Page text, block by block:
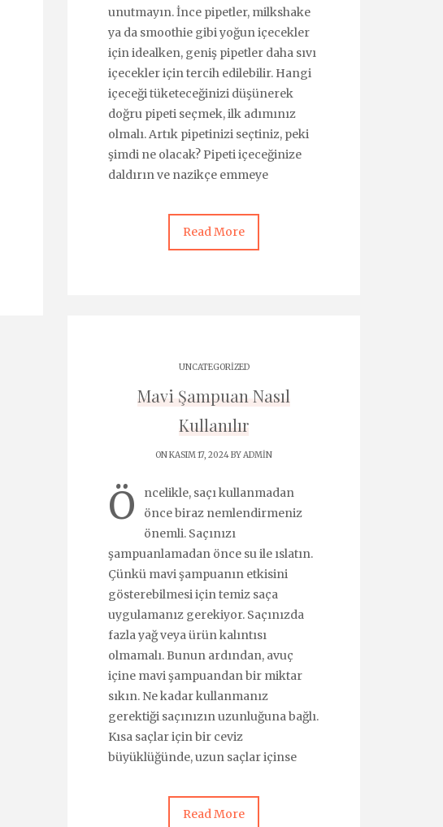
unutmayın. İnce pipetler, milkshake
ya da smoothie gibi yoğun içecekler
için idealken, geniş pipetler daha sıvı
içecekler için tercih edilebilir. Hangi
içeceği tüketeceğinizi düşünerek
doğru pipeti seçmek, ilk adımınız
olmalı. Artık pipetinizi seçtiniz, peki
şimdi ne olacak? Pipeti içeceğinize
daldırın ve nazikçe emmeye
Read More
UNCATEGORIZED
Mavi Şampuan Nasıl
Kullanılır
ON KASIM 17, 2024 BYADMIN
Ö
ncelikle, saçı kullanmadan
önce biraz nemlendirmeniz
önemli. Saçınızı
şampuanlamadan önce su ile ıslatın.
Çünkü mavi şampuanın etkisini
gösterebilmesi için temiz saça
uygulamanız gerekiyor. Saçınızda
fazla yağ veya ürün kalıntısı
olmamalı. Bunun ardından, avuç
içine mavi şampuandan bir miktar
sıkın. Ne kadar kullanmanız
gerektiği saçınızın uzunluğuna bağlı.
Kısa saçlar için bir ceviz
büyüklüğünde, uzun saçlar içinse
Read More